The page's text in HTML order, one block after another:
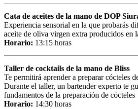
Cata de aceites de la mano de DOP
Experiencia sensorial en la que probarás
aceite de oliva virgen extra producidos en
Horario: 13:15 horas
Taller de cocktails de la mano de Bliss
Te permitirá aprender a preparar cócteles
Durante el taller, un bartender experto te
fundamentos de la preparación de cócteles
Horario: 14:30 horas